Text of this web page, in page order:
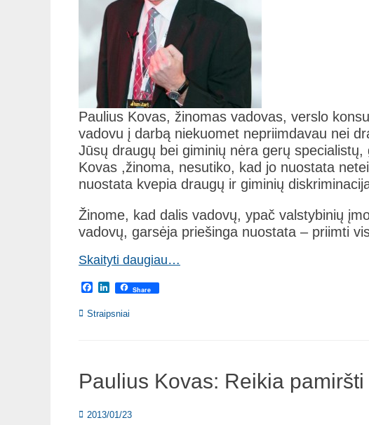
Paulius Kovas, žinomas vadovas, verslo
vadovu į darbą niekuomet nepriimdavau nei
Jūsų draugų bei giminių nėra gerų
Kovas ,žinoma, nesutiko, kad jo nuostata
nuostata kvepia draugų ir giminių
Žinome, kad dalis vadovų, ypač valstybinių
vadovų, garsėja priešinga nuostata – priimti
Skaityti daugiau…
Facebook
LinkedIn
Share
Categories
Straipsniai
Paulius Kovas: Reikia pamiršti
Posted
2013/01/23